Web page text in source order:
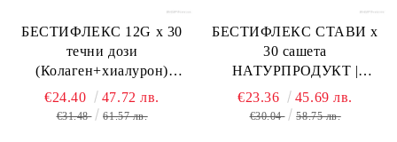
БЕСТИФЛЕКС 12G х 30
течни дози
(Колаген+хиалурон)
НАТУРПРОДУКТ |
BESTIFLEX 12G 30s
€24.40 47.72 лв.
€31.48 61.57 лв.
БЕСТИФЛЕКС СТАВИ х
30 сашета
НАТУРПРОДУКТ |
BESTIFLEX JOINTS 30s
NATURPRODUKT
€23.36 45.69 лв.
€30.04 58.75 лв.